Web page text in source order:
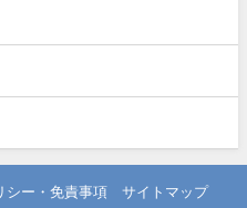
シー・免責事項 サイトマップ